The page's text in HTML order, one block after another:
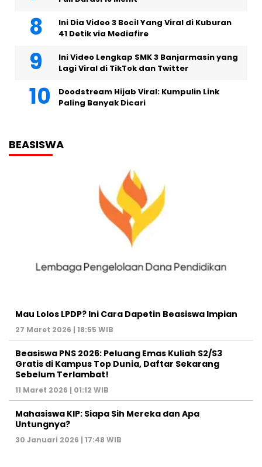
Ini Dia Video 3 Bocil Yang Viral di Kuburan
41 Detik via Mediafire
Ini Video Lengkap SMK 3 Banjarmasin yang
Lagi Viral di TikTok dan Twitter
Doodstream Hijab Viral: Kumpulin Link
Paling Banyak Dicari
BEASISWA
Mau Lolos LPDP? Ini Cara Dapetin Beasiswa Impian
27 Maret 2026 | 18:55 WIB
Beasiswa PNS 2026: Peluang Emas Kuliah S2/S3
Gratis di Kampus Top Dunia, Daftar Sekarang
Sebelum Terlambat!
11 Maret 2026 | 01:12 WIB
Mahasiswa KIP: Siapa Sih Mereka dan Apa
Untungnya?
30 Januari 2026 | 17:48 WIB